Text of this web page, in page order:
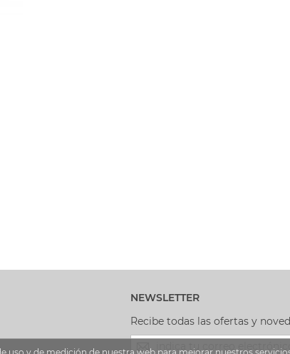
NEWSLETTER
Recibe todas las ofertas y
Inscríbase